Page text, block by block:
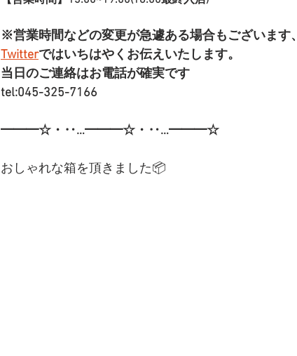
※営業時間などの変更が急遽ある場合もございます、
Twitterではいちはやくお伝えいたします。
当日のご連絡はお電話が確実です
tel:045-325-7166
━━━☆・‥…━━━☆・‥…━━━☆
おしゃれな箱を頂きました📦